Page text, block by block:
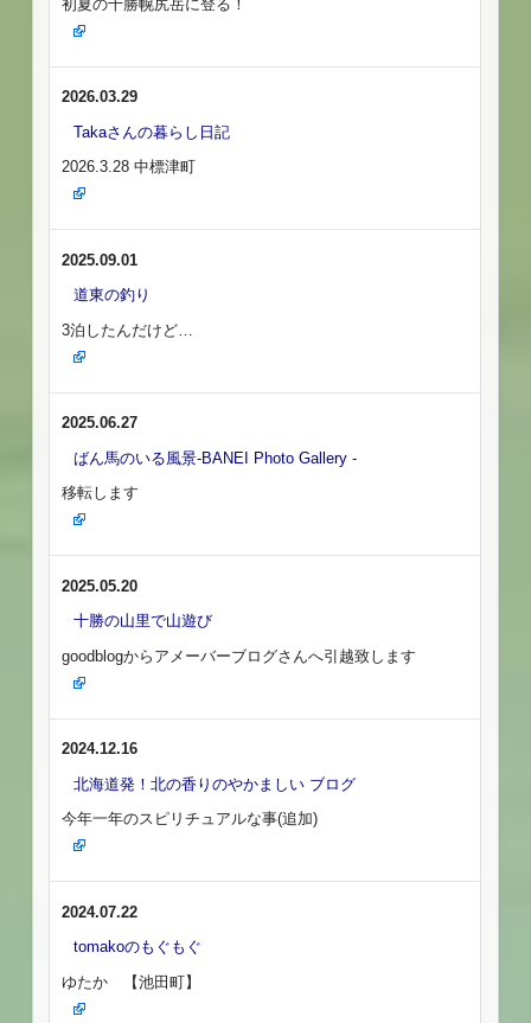
初夏の十勝幌尻岳に登る！
2026.03.29
Takaさんの暮らし日記
2026.3.28 中標津町
2025.09.01
道東の釣り
3泊したんだけど…
2025.06.27
ばん馬のいる風景-BANEI Photo Gallery -
移転します
2025.05.20
十勝の山里で山遊び
goodblogからアメーバーブログさんへ引越致します
2024.12.16
北海道発！北の香りのやかましい ブログ
今年一年のスピリチュアルな事(追加)
2024.07.22
tomakoのもぐもぐ
ゆたか 【池田町】